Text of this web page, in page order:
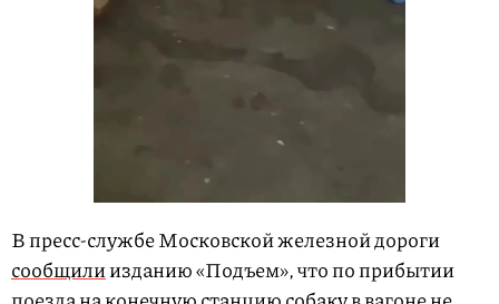
В пресс-службе Московской железной дороги
сообщилиизданию «Подъем», что по прибытии